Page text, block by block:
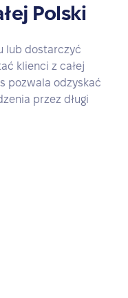
Polski
lub dostarczyć
klienci z całej
pozwala odzyskać
przez długi